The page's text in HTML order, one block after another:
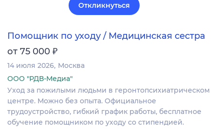
Откликнуться
Помощник по уходу / Медицинская сестра
от 75 000 ₽
14 июля 2026 Москва
ООО "РДВ-Медиа"
Уход за пожилыми людьми в геронтопсихиатрическом
центре. Можно без опыта. Официальное
трудоустройство, гибкий график работы, бесплатное
обучение помощником по уходу со стипендией.